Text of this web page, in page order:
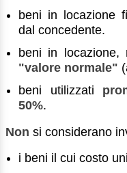
beni in locazione
dal concedente.
beni in locazione,
"valore normale"
beni utilizzati
50%.
Non si considerano
i beni il cui costo